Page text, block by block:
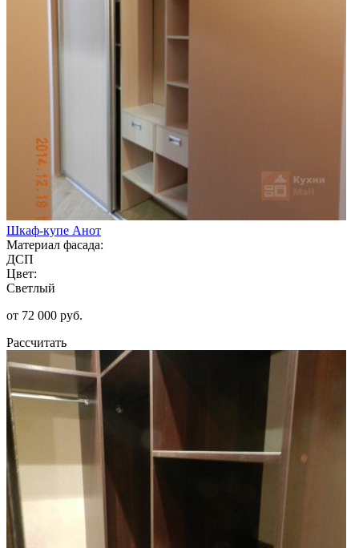
Шкаф-купе Анот
Материал фасада:
ДСП
Цвет:
Светлый
от 72 000 руб.
Рассчитать